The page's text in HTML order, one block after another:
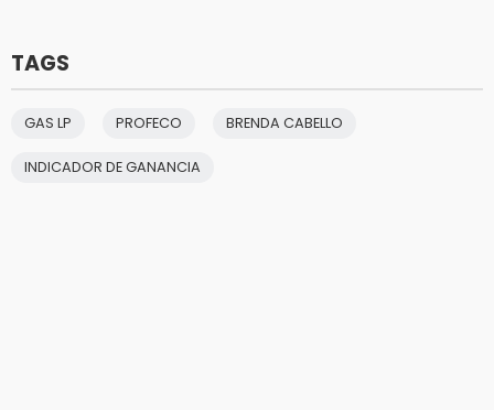
TAGS
GAS LP PROFECO BRENDA CABELLO
INDICADOR DE GANANCIA